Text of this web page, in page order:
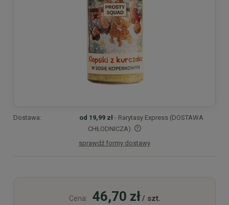
Dostawa: od 19,99 zł - Rarytasy Express (DOSTAWA
CHŁODNICZA)
Cena nie zawiera ewentualnych kosztów płatności
sprawdź formy dostawy
Cena: 46,70 zł/ szt.